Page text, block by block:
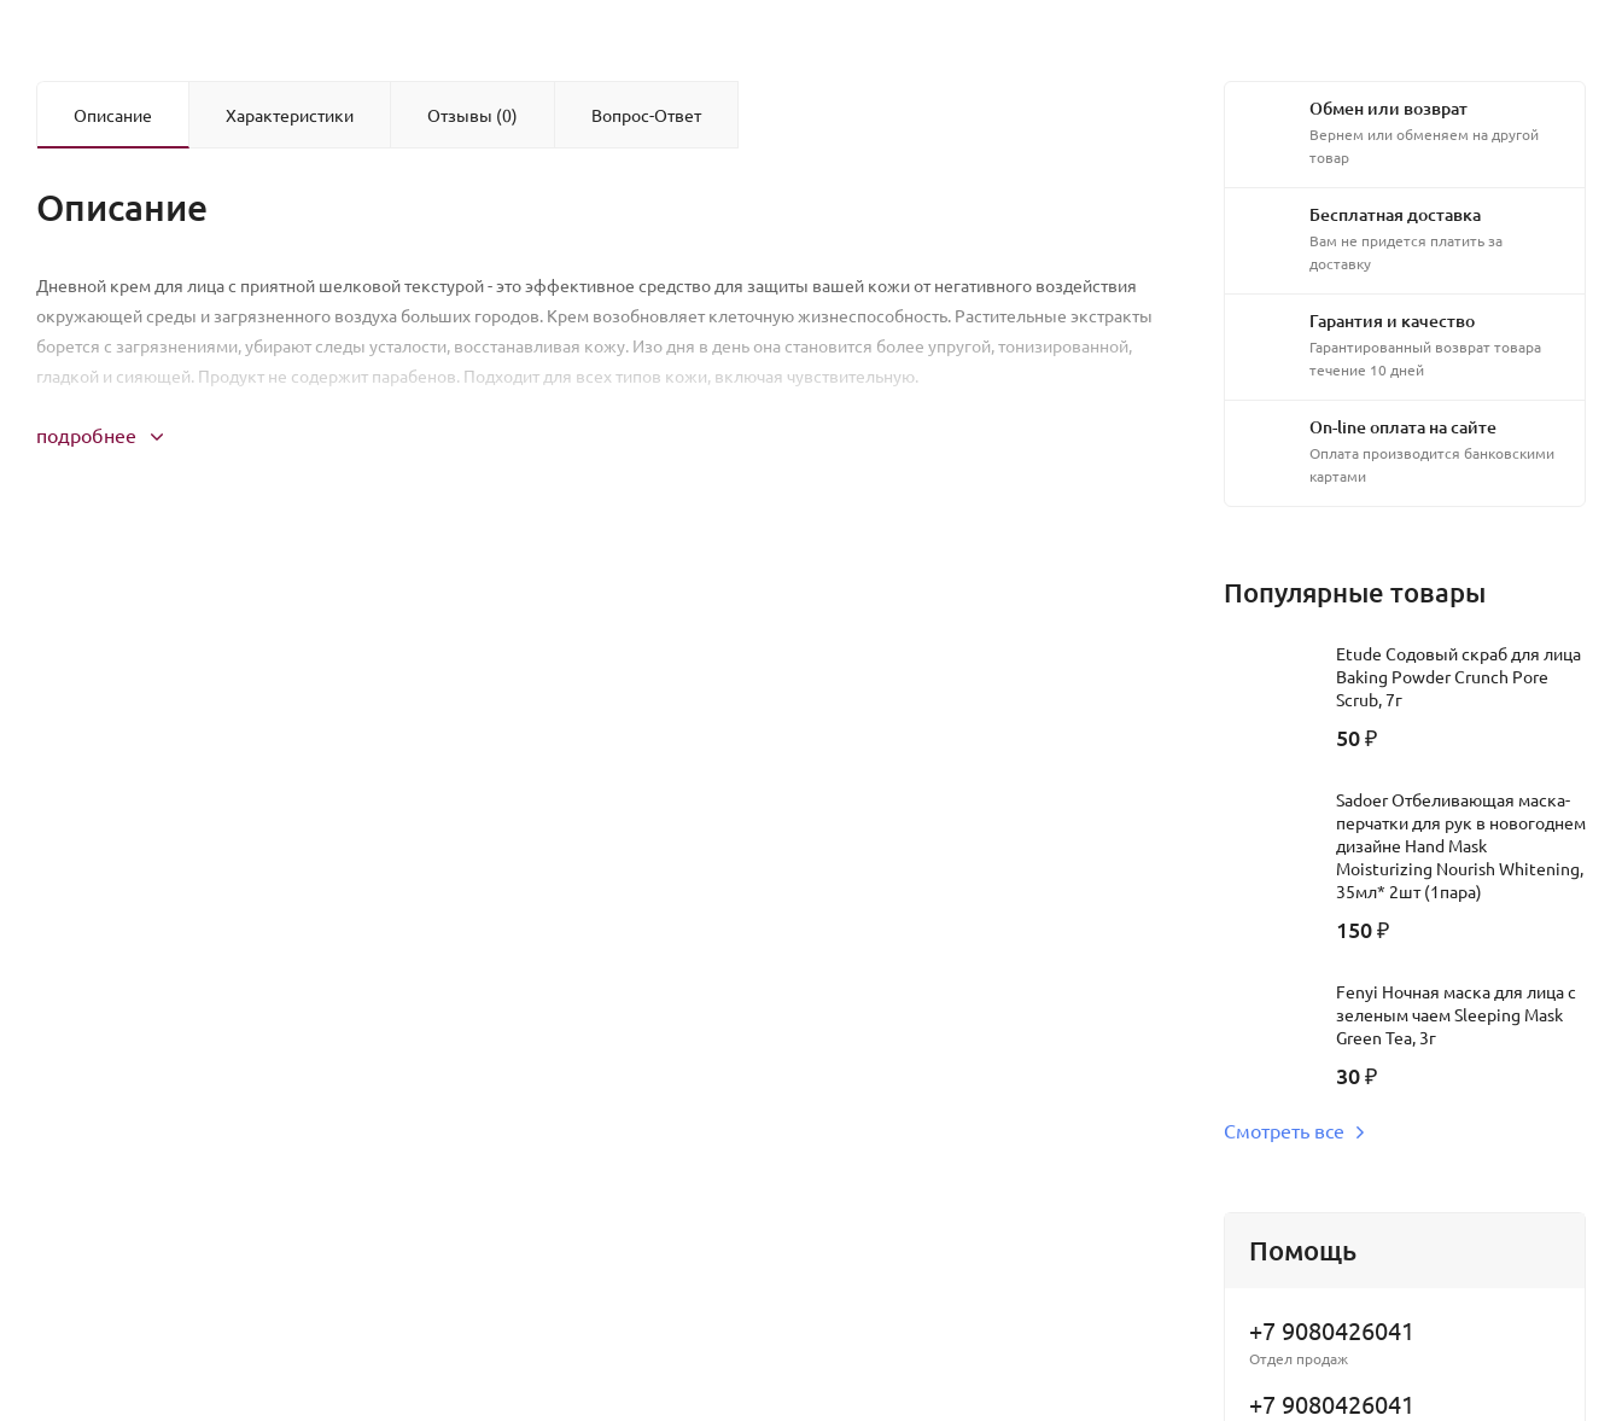
Описание Характеристики Отзывы (0) Вопрос-Ответ
Описание
Дневной крем для лица с приятной шелковой текстурой - это эффективное средство для защиты вашей кожи от негативного воздействия
окружающей среды и загрязненного воздуха больших городов. Крем возобновляет клеточную жизнеспособность. Растительные экстракты
борется с загрязнениями, убирают следы усталости, восстанавливая кожу. Изо дня в день она становится более упругой, тонизированной,
гладкой и сияющей. Продукт не содержит парабенов. Подходит для всех типов кожи, включая чувствительную.
подробнее
Обмен или возврат
Вернем или обменяем на другой
товар
Бесплатная доставка
Вам не придется платить за
доставку
Гарантия и качество
Гарантированный возврат товара
течение 10 дней
On-line оплата на сайте
Оплата производится банковскими
картами
Популярные товары
Etude Содовый скраб для лица
Baking Powder Crunch Pore
Scrub, 7г
50 ₽
Sadoer Отбеливающая маска-
перчатки для рук в новогоднем
дизайне Hand Mask
Moisturizing Nourish Whitening,
35мл* 2шт (1пара)
150 ₽
Fenyi Ночная маска для лица с
зеленым чаем Sleeping Mask
Green Tea, 3г
30 ₽
Смотреть все
Помощь
+7 9080426041
Отдел продаж
+7 9080426041